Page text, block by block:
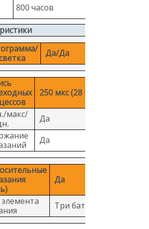
800 часов
Да/Да
250 мкс (28 II)
макс/
Да
Да
Да
Три батареи АА.